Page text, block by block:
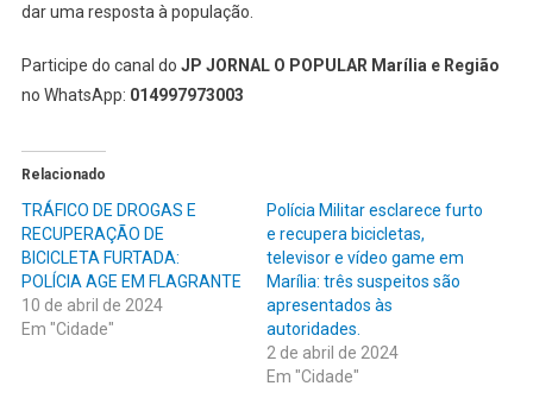
dar uma resposta à população.
Participe do canal do JP JORNAL O POPULAR Marília e Região
no WhatsApp: 014997973003
Relacionado
TRÁFICO DE DROGAS E
RECUPERAÇÃO DE
BICICLETA FURTADA:
POLÍCIA AGE EM FLAGRANTE
10 de abril de 2024
Em "Cidade"
Polícia Militar esclarece furto
e recupera bicicletas,
televisor e vídeo game em
Marília: três suspeitos são
apresentados às
autoridades.
2 de abril de 2024
Em "Cidade"